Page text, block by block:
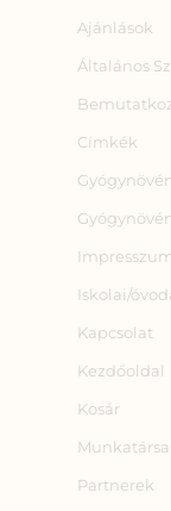
Ajánlások
Általános
Címkék
Iskolai/
Kapcsolat
Kezdőoldal
Kosár
Partnerek